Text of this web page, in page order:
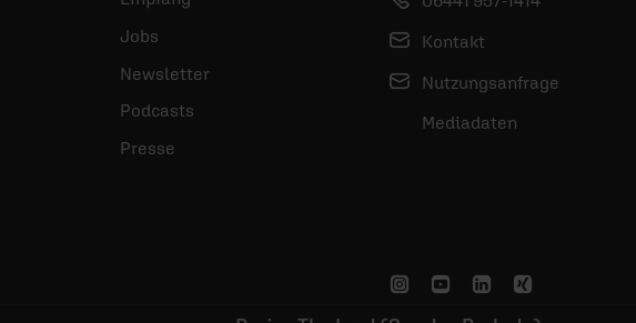
Jobs
Newsletter
Podcasts
Presse
Kontakt
Nutzungsanfrage
Mediadaten